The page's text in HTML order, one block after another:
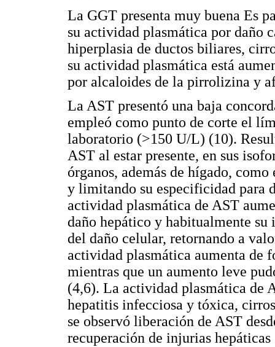
La GGT presenta muy buena Es
su actividad plasmática por daño
hiperplasia de ductos biliares,
su actividad plasmática está
por alcaloides de la pirrolizina y
La AST presentó una baja
empleó como punto de corte el
laboratorio (>150 U/L) (10).
AST al estar presente, en sus
órganos, además de hígado,
y limitando su especificidad para
actividad plasmática de AST
daño hepático y habitualmente
del daño celular, retornando a
actividad plasmática aumenta de
mientras que un aumento leve
(4,6). La actividad plasmática de
hepatitis infecciosa y tóxica,
se observó liberación de AST
recuperación de injurias hepáticas